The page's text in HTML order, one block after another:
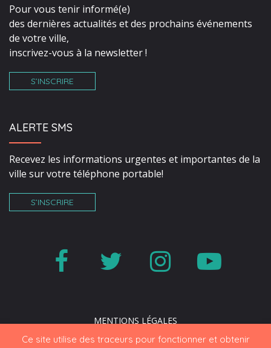
Ce site utilise des traceurs pour fonctionner et obtenir
Pour vous tenir informé(e)
des dernières actualités et des prochains événements
de votre ville,
inscrivez-vous à la newsletter !
S’INSCRIRE
ALERTE SMS
Recevez les informations urgentes et importantes de la
ville sur votre téléphone portable!
S’INSCRIRE
Lien
le
compte
Lien
le
compte
Lien
le
compte
MENTIONS LÉGALES
PLAN DU SITE